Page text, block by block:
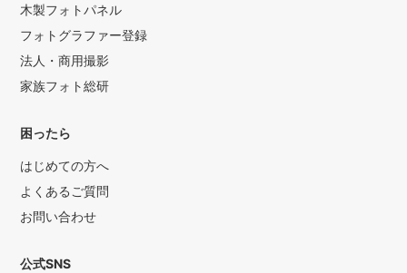
木製フォトパネル
フォトグラファー登録
法人・商用撮影
家族フォト総研
困ったら
はじめての方へ
よくあるご質問
お問い合わせ
公式SNS